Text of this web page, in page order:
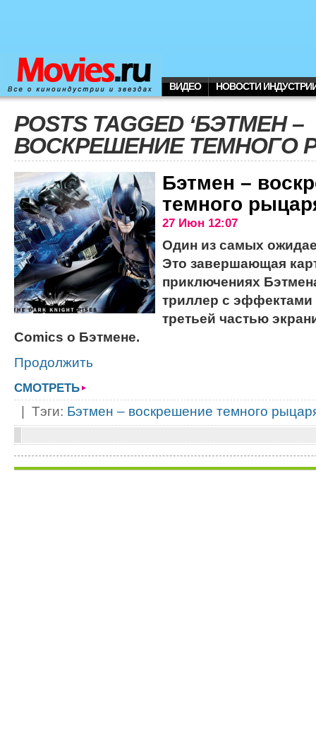
ВИДЕО НОВОСТИ
POSTS TAGGED ‘БЭТМЕН –
ВОСКРЕШЕНИЕ ТЕМНОГО
Бэтмен –
темного
27 Июн 12:07
Один из самых
Это завершающая
приключениях
триллер с эффектами
третьей частью
Comics о Бэтмене.
Продолжить
СМОТРЕТЬ
| Тэги: Бэтмен – воскрешение темного